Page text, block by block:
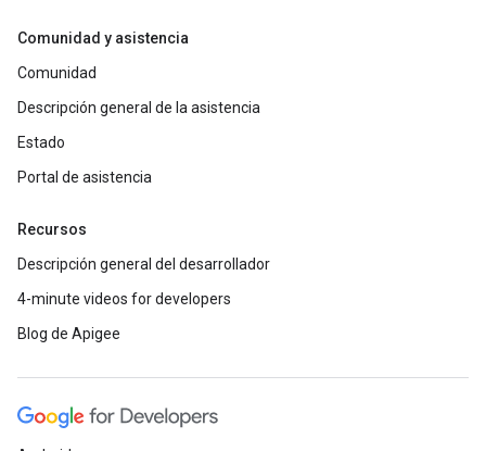
Comunidad y asistencia
Comunidad
Descripción general de la asistencia
Estado
Portal de asistencia
Recursos
Descripción general del desarrollador
4-minute videos for developers
Blog de Apigee